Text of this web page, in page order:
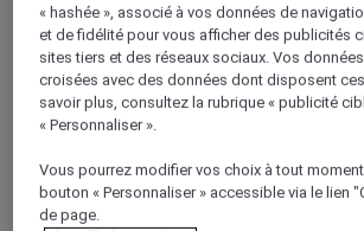
Resorts possède des hôtels 4 étoiles
néerlandaises d'Amsterdam, Bois-le-
Que vous séjourniez aux Pays-Bas
escapade citadine ou un voyage
hôtel saura répondre à tous vos
d'Amsterdam, les sites préservés et
uniques de Bois-le-Duc dans le sud du
« hashée », associé à vos données de
et de fidélité pour vous afficher des publicités
sites tiers et des réseaux sociaux. Vos
croisées avec des données dont disposent
savoir plus, consultez la rubrique « publicité
« Personnaliser ».
Vous pourrez modifier vos choix à tout
bouton « Personnaliser » accessible via le lien
de page.